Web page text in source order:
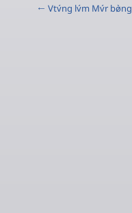
← Vtv́ng lv́m Mv́r bø̀ng